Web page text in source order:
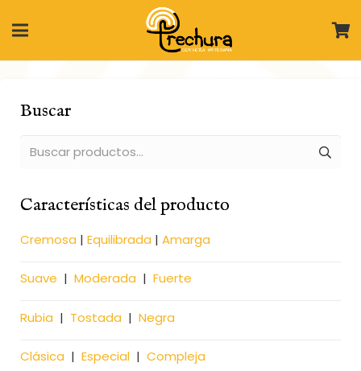
Buscar
Buscar
Características del producto
Cremosa | Equilibrada | Amarga
Suave | Moderada | Fuerte
Rubia | Tostada | Negra
Clásica | Especial | Compleja